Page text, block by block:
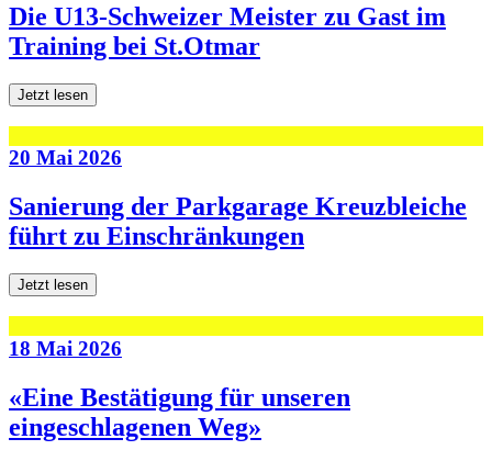
Die U13-Schweizer Meister zu Gast im
Training bei St.Otmar
Jetzt lesen
20 Mai 2026
Sanierung der Parkgarage Kreuzbleiche
führt zu Einschränkungen
Jetzt lesen
18 Mai 2026
«Eine Bestätigung für unseren
eingeschlagenen Weg»